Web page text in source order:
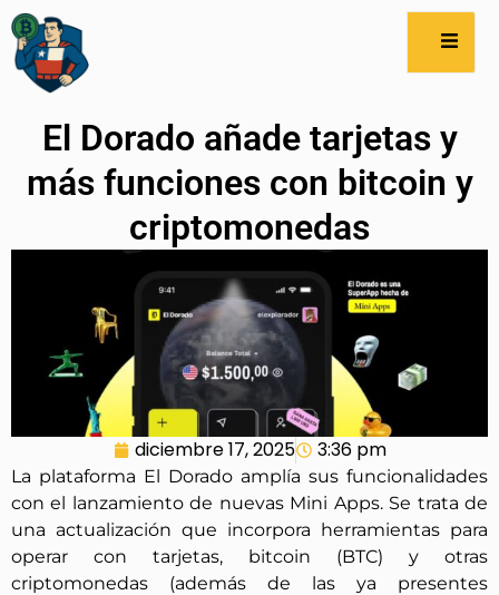
El Dorado añade tarjetas y
más funciones con bitcoin y
criptomonedas
diciembre 17, 2025 3:36 pm
La plataforma El Dorado amplía sus funcionalidades
con el lanzamiento de nuevas Mini Apps. Se trata de
una actualización que incorpora herramientas para
operar con tarjetas, bitcoin (BTC) y otras
criptomonedas (además de las ya presentes